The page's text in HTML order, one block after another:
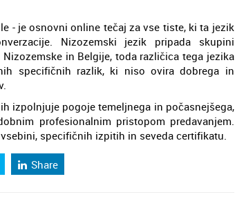
- je osnovni online tečaj za vse tiste, ki ta jezik
Nizozemski jezik pripada skupini
in Belgije, toda različica tega jezika
specifičnih razlik, ki niso ovira dobrega in
izpolnjuje pogoje temeljnega in počasnejšega,
profesionalnim pristopom predavanjem.
specifičnih izpitih in seveda certifikatu.
Share